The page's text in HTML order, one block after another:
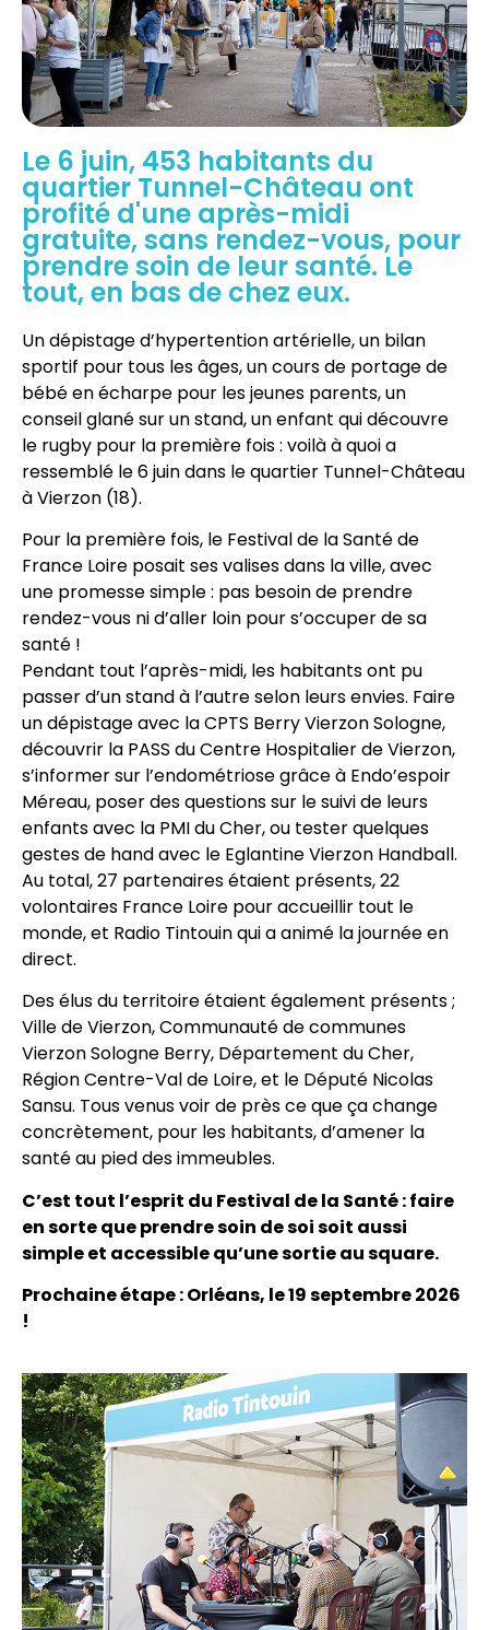
Le 6 juin, 453 habitants du
quartier Tunnel-Château ont
profité d'une après-midi
gratuite, sans rendez-vous, pour
prendre soin de leur santé. Le
tout, en bas de chez eux.
Un dépistage d’hypertention artérielle, un bilan
sportif pour tous les âges, un cours de portage de
bébé en écharpe pour les jeunes parents, un
conseil glané sur un stand, un enfant qui découvre
le rugby pour la première fois : voilà à quoi a
ressemblé le 6 juin dans le quartier Tunnel-Château
à Vierzon (18).
Pour la première fois, le Festival de la Santé de
France Loire posait ses valises dans la ville, avec
une promesse simple : pas besoin de prendre
rendez-vous ni d’aller loin pour s’occuper de sa
santé !
Pendant tout l’après-midi, les habitants ont pu
passer d’un stand à l’autre selon leurs envies. Faire
un dépistage avec la CPTS Berry Vierzon Sologne,
découvrir la PASS du Centre Hospitalier de Vierzon,
s’informer sur l’endométriose grâce à Endo’espoir
Méreau, poser des questions sur le suivi de leurs
enfants avec la PMI du Cher, ou tester quelques
gestes de hand avec le Eglantine Vierzon Handball.
Au total, 27 partenaires étaient présents, 22
volontaires France Loire pour accueillir tout le
monde, et Radio Tintouin qui a animé la journée en
direct.
Des élus du territoire étaient également présents ;
Ville de Vierzon, Communauté de communes
Vierzon Sologne Berry, Département du Cher,
Région Centre-Val de Loire, et le Député Nicolas
Sansu. Tous venus voir de près ce que ça change
concrètement, pour les habitants, d’amener la
santé au pied des immeubles.
C’est tout l’esprit du Festival de la Santé : faire
en sorte que prendre soin de soi soit aussi
simple et accessible qu’une sortie au square.
Prochaine étape : Orléans, le 19 septembre 2026
!